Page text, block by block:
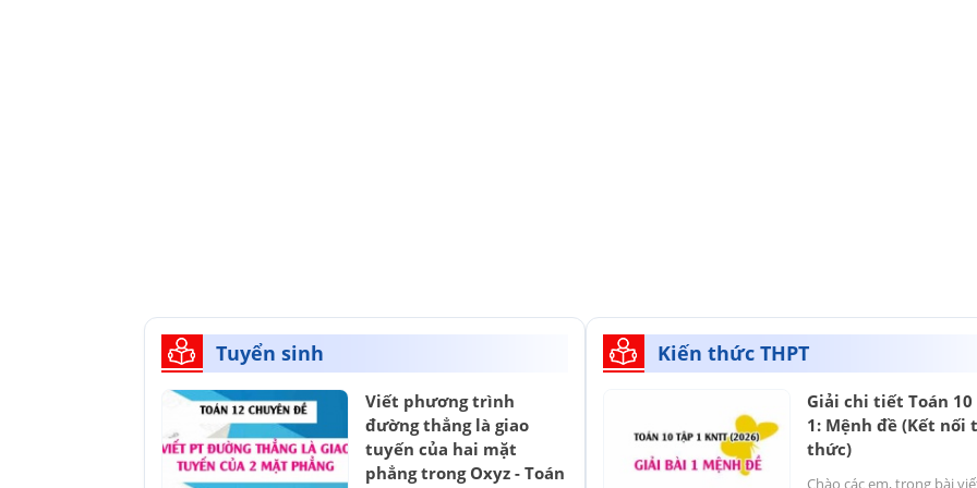
Tuyển sinh
Viết phương trình
đường thẳng là giao
tuyến của hai mặt
phẳng trong Oxyz - Toán
Kiến thức THPT
Giải chi tiết Toán 10
1: Mệnh đề (Kết nối
thức)
Chào các em, trong bài